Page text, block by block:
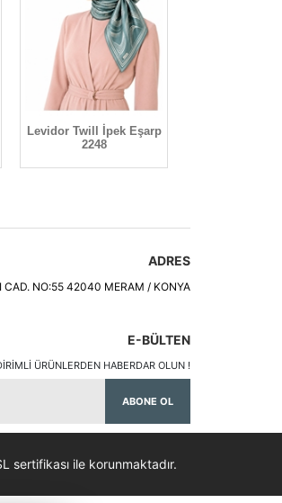
Levidor Twill İpek Eşarp
2248
ADRES
CAD. NO:55 42040 MERAM / KONYA
E-BÜLTEN
ÜRÜNLERDEN HABERDAR OLUN !
ABONE OL
sertifikası ile korunmaktadır.